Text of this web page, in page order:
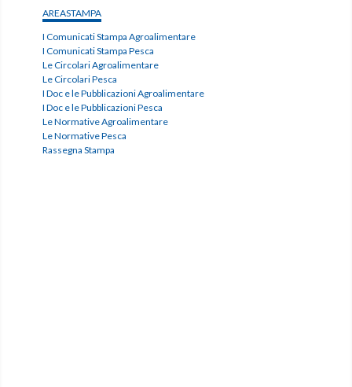
AREASTAMPA
I Comunicati Stampa Agroalimentare
I Comunicati Stampa Pesca
Le Circolari Agroalimentare
Le Circolari Pesca
I Doc e le Pubblicazioni Agroalimentare
I Doc e le Pubblicazioni Pesca
Le Normative Agroalimentare
Le Normative Pesca
Rassegna Stampa